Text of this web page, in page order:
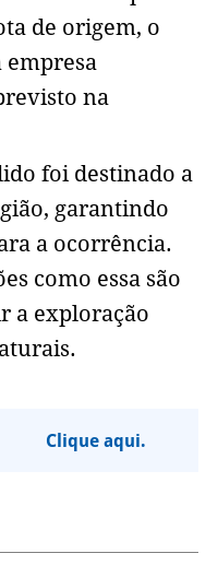
de origem, o
empresa
na
foi destinado a
garantindo
a ocorrência.
como essa são
a exploração
Clique aqui.